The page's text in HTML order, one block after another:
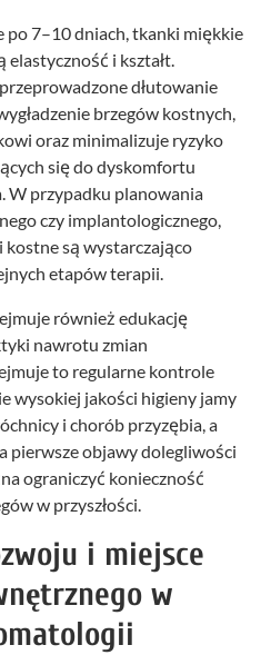
po 7–10 dniach, tkanki miękkie
elastyczność i kształt.
dłutowanie
brzegów kostnych,
oraz minimalizuje ryzyko
się do dyskomfortu
W przypadku planowania
czy implantologicznego,
kostne są wystarczająco
etapów terapii.
również edukację
nawrotu zmian
to regularne kontrole
wysokiej jakości higieny jamy
i chorób przyzębia, a
pierwsze objawy dolegliwości
ograniczyć konieczność
w przyszłości.
i miejsce
w